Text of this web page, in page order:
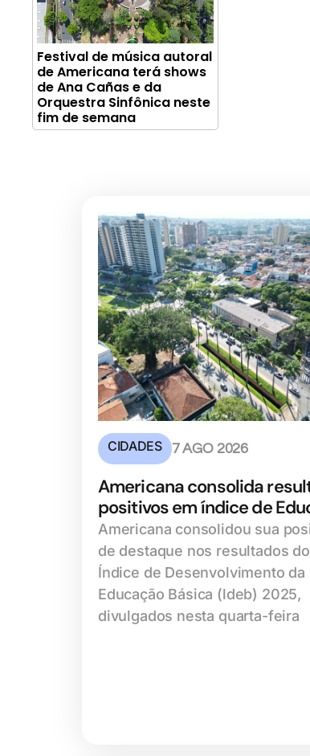
Festival de música autoral
de Americana terá shows
de Ana Cañas e da
Orquestra Sinfônica neste
fim de semana
CIDADES 7 AGO 2026
Americana consolida
positivos em índice de
Americana consolidou sua
de destaque nos resultados do
Índice de Desenvolvimento da
Educação Básica (ldeb) 2025,
divulgados nesta quarta-feira